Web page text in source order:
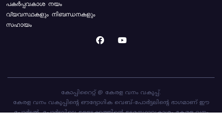
പകർപ്പവകാശ നയം
വ്യവസ്ഥകളും നിബന്ധനകളും
സഹായം
കോപ്പിറൈറ്റ് @ കേരള വനം വകുപ്പ്.
കേരള വനം വകുപ്പിന്റെ ഔദ്യോഗിക വെബ്-പോർട്ടലിന്റെ ഭാഗമാണ് ഈ
പോർട്ടൽ. പോർട്ടലിലെ ഉള്ളടക്കത്തിന്റെ ഉടമസ്ഥാവകാശം കേരള വനം